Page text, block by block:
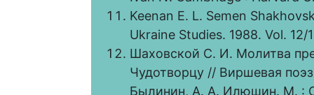
Keenan E. L. Semen
Ukraine Studies. 1988. Vol. 12/
Шаховской С. И. Молитва
Чудотворцу // Виршевая
Былинин, А. А. Илюшин. М. :